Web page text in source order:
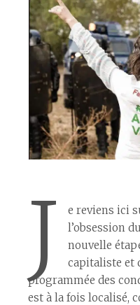
J
e reviens ici
l’obsession
nouvelle
capitaliste et
programmée des
est à la fois localisé,